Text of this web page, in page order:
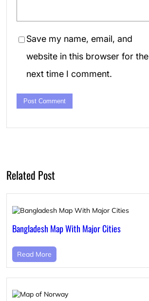
Save my name, email, and
website in this browser for the
next time I comment.
Related Post
Bangladesh Map With Major Cities
Read More